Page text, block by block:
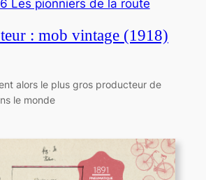
Les pionniers de la route
: mob vintage (1918)
alors le plus gros producteur de
le monde